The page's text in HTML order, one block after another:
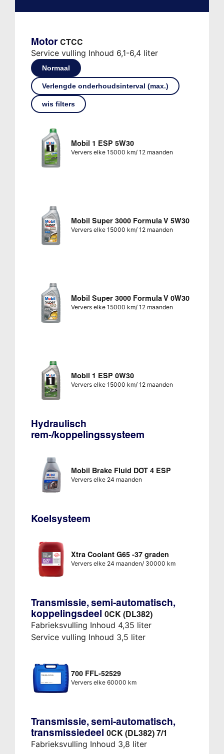
Motor CTCC
Service vulling Inhoud 6,1-6,4 liter
Normaal
Verlengde onderhoudsinterval (max.)
wis filters
Mobil 1 ESP 5W30
Ververs elke 15000 km/ 12 maanden
Mobil Super 3000 Formula V 5W30
Ververs elke 15000 km/ 12 maanden
Mobil Super 3000 Formula V 0W30
Ververs elke 15000 km/ 12 maanden
Mobil 1 ESP 0W30
Ververs elke 15000 km/ 12 maanden
Hydraulisch
rem-/koppelingssysteem
Mobil Brake Fluid DOT 4 ESP
Ververs elke 24 maanden
Koelsysteem
Xtra Coolant G65 -37 graden
Ververs elke 24 maanden/ 30000 km
Transmissie, semi-automatisch,
koppelingsdeel 0CK (DL382)
Fabrieksvulling Inhoud 4,35 liter
Service vulling Inhoud 3,5 liter
700 FFL-52529
Ververs elke 60000 km
Transmissie, semi-automatisch,
transmissiedeel 0CK (DL382) 7/1
Fabrieksvulling Inhoud 3,8 liter